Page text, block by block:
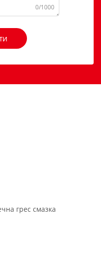
0/1000
грес смазка